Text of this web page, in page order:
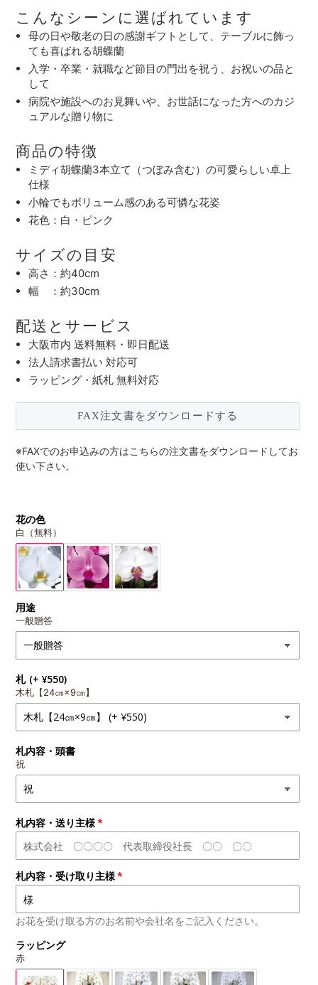
こんなシーンに選ばれています
母の日や敬老の日の感謝ギフトとして、テーブルに飾っ
ても喜ばれる胡蝶蘭
入学・卒業・就職など節目の門出を祝う、お祝いの品と
して
病院や施設へのお見舞いや、お世話になった方へのカジ
ュアルな贈り物に
商品の特徴
ミディ胡蝶蘭3本立て（つぼみ含む）の可愛らしい卓上
仕様
小輪でもボリューム感のある可憐な花姿
花色：白・ピンク
サイズの目安
高さ：約40cm
幅 ：約30cm
配送とサービス
大阪市内 送料無料・即日配送
法人請求書払い 対応可
ラッピング・紙札 無料対応
FAX注文書をダウンロードする
※FAXでのお申込みの方はこちらの注文書をダウンロードしてお
使い下さい。
花の色
白（無料）
用途
一般贈答
札 (+ ¥550)
木札【24㎝×9㎝】
札内容・頭書
祝
札内容・送り主様
札内容・受け取り主様
お花を受け取る方のお名前や会社名をご記入ください。
ラッピング
赤